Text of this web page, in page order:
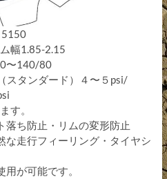
5150
幅1.85-2.15
〜140/80
スタンダード）４〜５psi/
す。
落ち防止・リムの変形防止
な走行フィーリング・タイヤシ
が可能です。